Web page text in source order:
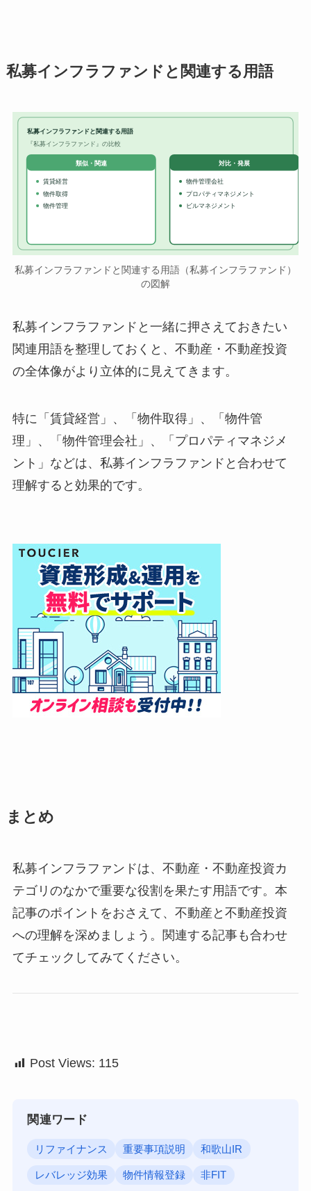
私募インフラファンドと関連する用語
私募インフラファンドと関連する用語
『私募インフラファンド』の比較
類似・関連
賃貸経営
物件取得
物件管理
対比・発展
物件管理会社
プロパティマネジメント
ビルマネジメント
私募インフラファンドと関連する用語（私募インフラファンド）
の図解
私募インフラファンドと一緒に押さえておきたい
関連用語を整理しておくと、不動産・不動産投資
の全体像がより立体的に見えてきます。
特に「賃貸経営」、「物件取得」、「物件管
理」、「物件管理会社」、「プロパティマネジメ
ント」などは、私募インフラファンドと合わせて
理解すると効果的です。
まとめ
私募インフラファンドは、不動産・不動産投資カ
テゴリのなかで重要な役割を果たす用語です。本
記事のポイントをおさえて、不動産と不動産投資
への理解を深めましょう。関連する記事も合わせ
てチェックしてみてください。
Post Views: 115
関連ワード
リファイナンス 重要事項説明 和歌山IR
レバレッジ効果 物件情報登録 非FIT